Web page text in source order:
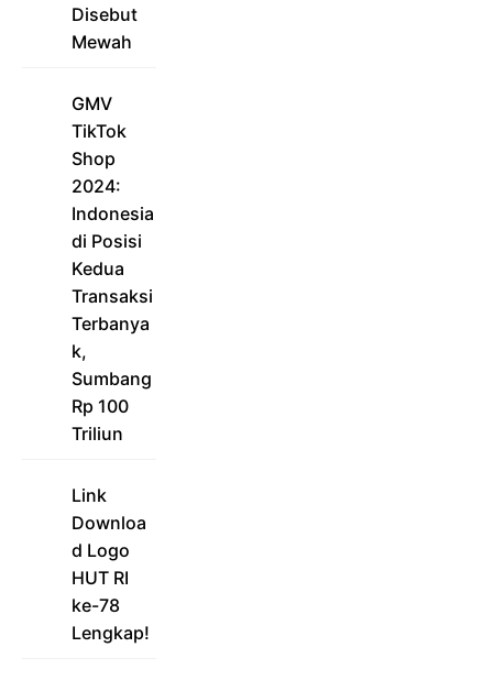
Disebut
Mewah
GMV
TikTok
Shop
2024:
Indonesia
di Posisi
Kedua
Transaksi
Terbanya
k,
Sumbang
Rp 100
Triliun
Link
Downloa
d Logo
HUT RI
ke-78
Lengkap!